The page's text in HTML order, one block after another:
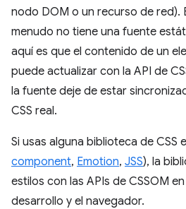
nodo DOM o un recurso de red).
menudo no tiene una fuente
aquí es que el contenido de un
puede actualizar con la API de
la fuente deje de estar
CSS real.
Si usas alguna biblioteca de CSS
component, Emotion, JSS), la
estilos con las APIs de CSSOM
desarrollo y el navegador.